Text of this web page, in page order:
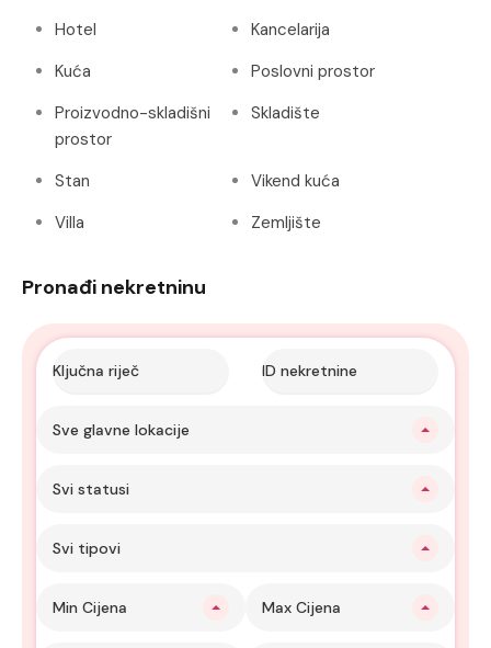
Hotel
Kancelarija
Kuća
Poslovni prostor
Proizvodno-skladišni
prostor
Skladište
Stan
Vikend kuća
Villa
Zemljište
Pronađi nekretninu
Sve glavne lokacije
Svi statusi
Svi tipovi
Min Cijena Max Cijena